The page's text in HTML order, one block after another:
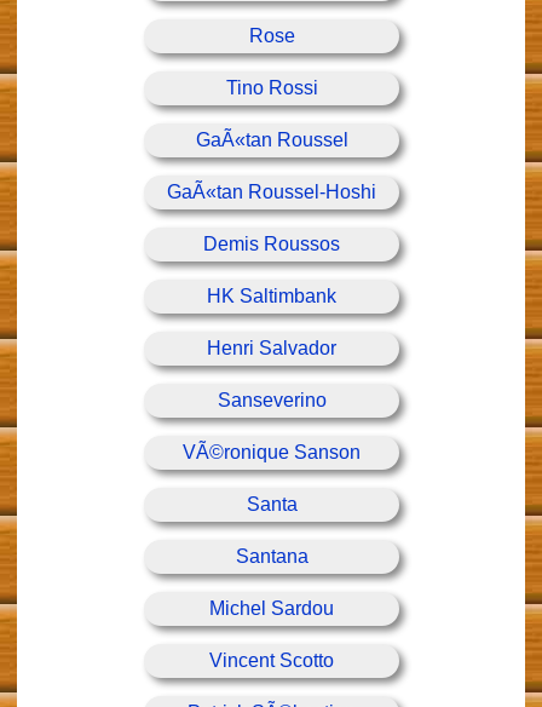
Rose
Tino Rossi
GaÃ«tan Roussel
GaÃ«tan Roussel-Hoshi
Demis Roussos
HK Saltimbank
Henri Salvador
Sanseverino
VÃ©ronique Sanson
Santa
Santana
Michel Sardou
Vincent Scotto